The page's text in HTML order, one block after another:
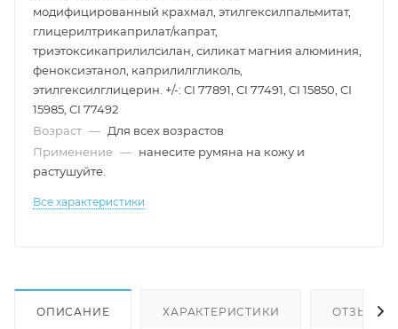
модифицированный крахмал, этилгексилпальмитат,
глицерилтрикаприлат/капрат,
триэтоксикаприлилсилан, силикат магния алюминия,
феноксиэтанол, каприлилгликоль,
этилгексилглицерин. +/-: CI 77891, CI 77491, CI 15850, CI
15985, CI 77492
Возраст — Для всех возрастов
Применение — нанесите румяна на кожу и
растушуйте.
Все характеристики
ОПИСАНИЕ ХАРАКТЕРИСТИКИ ОТЗЫВЫ